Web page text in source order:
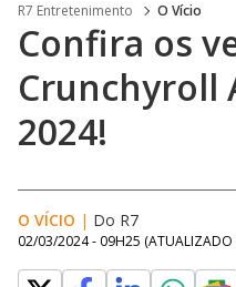
R7 Entretenimento O Vício
Confira os
Crunchyroll
2024!
O VÍCIO | Do R7
02/03/2024 - 09H25 (ATUALIZADO